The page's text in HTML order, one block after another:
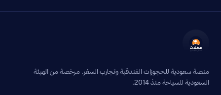
منصة سعودية للحجوزات الفندقية وتجارب السفر. مرخصة من الهيئة
السعودية للسياحة منذ 2014.